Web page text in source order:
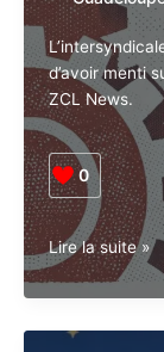
d’avoir menti
ZCL News.
0
Guadeloupe
•
Social.
Lire la suite »